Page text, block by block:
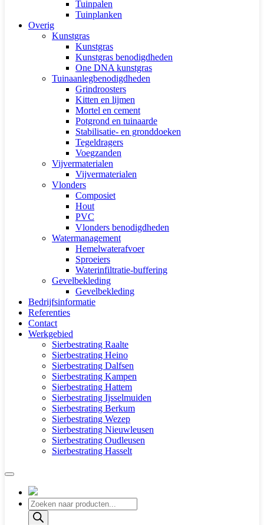
Tuinpalen
Tuinplanken
Overig
Kunstgras
Kunstgras
Kunstgras benodigdheden
One DNA kunstgras
Tuinaanlegbenodigdheden
Grindroosters
Kitten en lijmen
Mortel en cement
Potgrond en tuinaarde
Stabilisatie- en gronddoeken
Tegeldragers
Voegzanden
Vijvermaterialen
Vijvermaterialen
Vlonders
Composiet
Hout
PVC
Vlonders benodigdheden
Watermanagement
Hemelwaterafvoer
Sproeiers
Waterinfiltratie-buffering
Gevelbekleding
Gevelbekleding
Bedrijfsinformatie
Referenties
Contact
Werkgebied
Sierbestrating Raalte
Sierbestrating Heino
Sierbestrating Dalfsen
Sierbestrating Kampen
Sierbestrating Hattem
Sierbestrating Ijsselmuiden
Sierbestrating Berkum
Sierbestrating Wezep
Sierbestrating Nieuwleusen
Sierbestrating Oudleusen
Sierbestrating Hasselt
Producten
zoeken